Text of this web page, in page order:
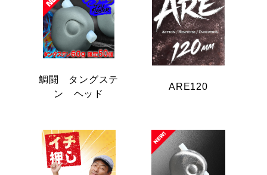
鯛闘 タングステ
ン ヘッド
ARE120